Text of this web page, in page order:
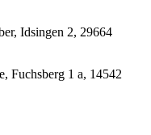
Idsingen 2, 29664
Fuchsberg 1 a, 14542